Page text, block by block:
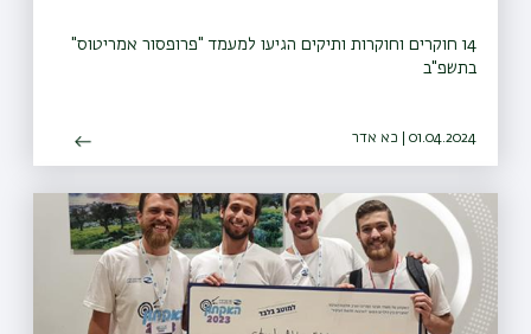
14 חוקרים וחוקרות ותיקים הגיעו למעמד "פרופסור אמריטוס"
בתשפ"ב
01.04.2024 | כא אדר